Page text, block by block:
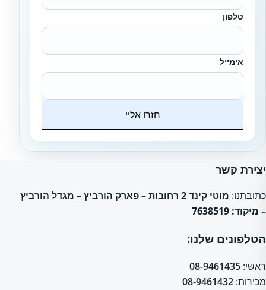
טלפון
אימייל
חזרו אליי
יצירת קשר
כתובתנו:
מוטי קינד 2 רחובות – פארק הורביץ – מגדל הורביץ
– מיקוד: 7638519
הטלפונים שלנו:
ראשי: 08-9461435
מכירות: 08-9461432